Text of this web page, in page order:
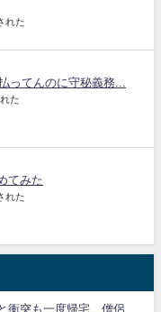
れた
ってんのに守秘義務...
た
てみた
れた
衝突も一度帰宅 僧侶